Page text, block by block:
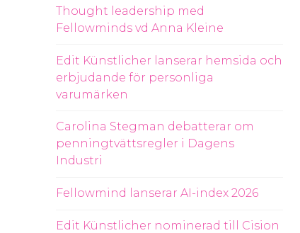
Thought leadership med
Fellowminds vd Anna Kleine
Edit Künstlicher lanserar hemsida och
erbjudande för personliga
varumärken
Carolina Stegman debatterar om
penningtvättsregler i Dagens
Industri
Fellowmind lanserar AI-index 2026
Edit Künstlicher nominerad till Cision